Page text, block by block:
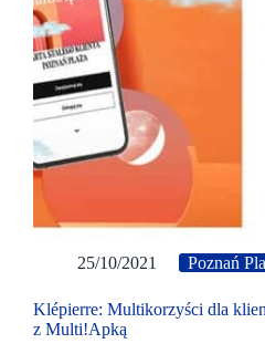
25/10/2021 Poznań
Klépierre: Multikorzyści dla
z Multi!Apką